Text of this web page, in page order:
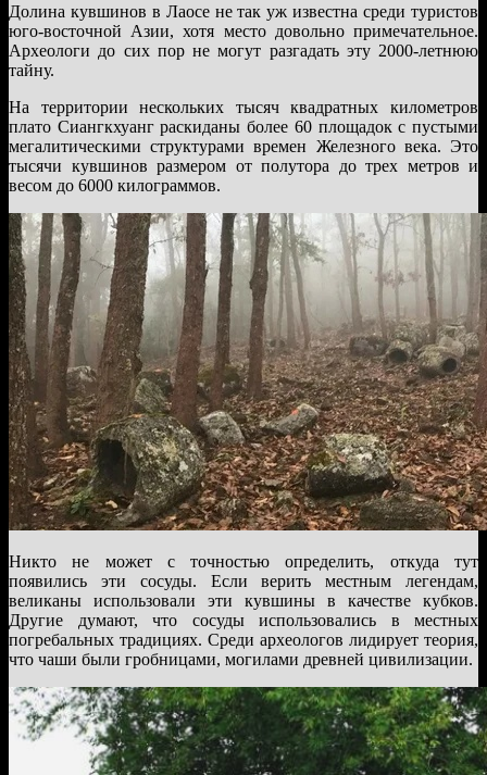
Долина кувшинов в Лаосе не так уж известна среди туристов
юго-восточной Азии, хотя место довольно примечательное.
Археологи до сих пор не могут разгадать эту 2000-летнюю
тайну.
На территории нескольких тысяч квадратных километров
плато Сиангкхуанг раскиданы более 60 площадок с пустыми
мегалитическими структурами времен Железного века. Это
тысячи кувшинов размером от полутора до трех метров и
весом до 6000 килограммов.
Никто не может с точностью определить, откуда тут
появились эти сосуды. Если верить местным легендам,
великаны использовали эти кувшины в качестве кубков.
Другие думают, что сосуды использовались в местных
погребальных традициях. Среди археологов лидирует теория,
что чаши были гробницами, могилами древней цивилизации.